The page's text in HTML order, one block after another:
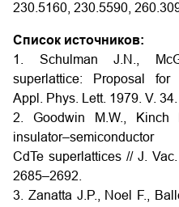
230.5160, 230.5590,
Список источников:
1. Schulman J.N.,
superlattice: Proposal
Appl. Phys. Lett. 1979. V. 34.
2. Goodwin M.W., Kinch
CdTe superlattices // J.
2685–2692.
3. Zanatta J.P., Noel F.,